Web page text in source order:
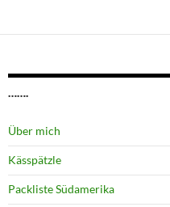
…….
Über mich
Kässpätzle
Packliste Südamerika